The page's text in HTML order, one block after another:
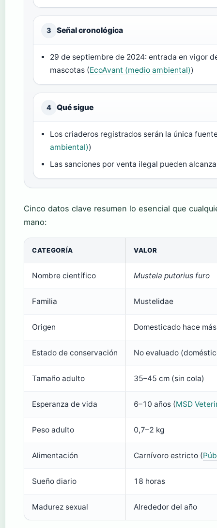
3 Señal cronológica
29 de septiembre de 2024: entrada en vigor
mascotas (EcoAvant (medio ambiental))
4 Qué sigue
Los criaderos registrados serán la única
ambiental))
Las sanciones por venta ilegal pueden
Cinco datos clave resumen lo esencial que
mano:
CATEGORÍA VALOR
Nombre científico Mustela putorius furo
Familia Mustelidae
Origen Domesticado hace
Estado de conservación No evaluado
Tamaño adulto 35–45 cm (sin cola)
Esperanza de vida 6–10 años (MSD
Peso adulto 0,7–2 kg
Alimentación Carnívoro estricto (
Sueño diario 18 horas
Madurez sexual Alrededor del año